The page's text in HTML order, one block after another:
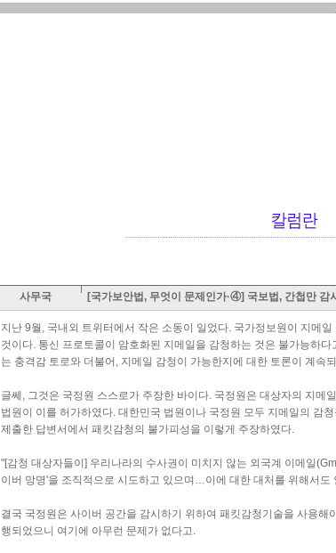
사무국 [국가보안법, 무엇이 문제인가·④] 국보법, 간첩만 감
지난 9월, 국내외 트위터에서 작은 소동이 일었다. 국가정보원이 지메
것이다. 통신 프로토콜이 암호화된 지메일을 감청하는 것은 불가능하
는 충격감 토로와 더불어, 지메일 감청이 가능한지에 대한 토론이 계속
글쎄, 그것은 국정원 스스로가 주장한 바이다. 국정원은 대상자의 지메
법원이 이를 허가하였다. 대한민국 법원이나 국정원 모두 지메일의 감
제출한 답변서에서 패킷감청의 불가피성을 이렇게 주장하였다.
"[감청 대상자들이] 우리나라의 수사권이 미치지 않는 외국계 이메일
이버 망명'을 조직적으로 시도하고 있으며…이에 대한 대처를 위해서도
결국 국정원은 사이버 공간을 감시하기 위하여 패킷감청기술을 사용
행되었으니 여기에 아무런 문제가 없다고.